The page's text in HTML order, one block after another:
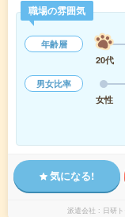
職場の雰囲気
年齢層
20代
男女比率
女性
気になる!
派遣会社 日研